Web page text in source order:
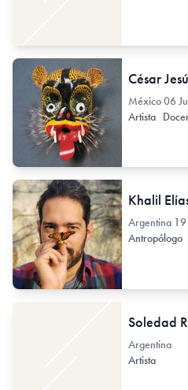
César
México06
Artista
Khalil
Argentina
Antropólogo
Soledad
Argentina
Artista